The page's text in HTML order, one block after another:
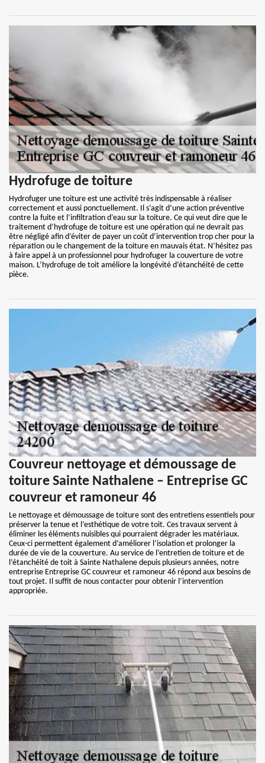
Hydrofuge de toiture
Hydrofuger une toiture est une activité très indispensable à réaliser
correctement et aussi ponctuellement. Il s’agit d’une action préventive
contre la fuite et l’infiltration d’eau sur la toiture. Ce qui veut dire que le
traitement d’hydrofuge de toiture est une opération qui ne devrait pas
être négligé afin d’éviter de payer un coût d’intervention trop cher pour la
réparation ou le changement de la toiture en mauvais état. N’hésitez pas
à faire appel à un professionnel pour hydrofuger la couverture de votre
maison. L’hydrofuge de toit améliore la longévité d’étanchéité de cette
pièce.
Couvreur nettoyage et démoussage de
toiture Sainte Nathalene – Entreprise GC
couvreur et ramoneur 46
Le nettoyage et démoussage de toiture sont des entretiens essentiels pour
préserver la tenue et l’esthétique de votre toit. Ces travaux servent à
éliminer les éléments nuisibles qui pourraient dégrader les matériaux.
Ceux-ci permettent également d’améliorer l’isolation et prolonger la
durée de vie de la couverture. Au service de l’entretien de toiture et de
l’étanchéité de toit à Sainte Nathalene depuis plusieurs années, notre
entreprise Entreprise GC couvreur et ramoneur 46 répond aux besoins de
tout projet. Il suffit de nous contacter pour obtenir l’intervention
appropriée.